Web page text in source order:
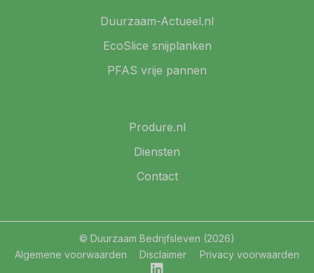
Duurzaam-Actueel.nl
EcoSlice snijplanken
PFAS vrije pannen
Produre.nl
Diensten
Contact
© Duurzaam Bedrijfsleven (2026)
Algemene voorwaarden
Disclaimer Privacy voorwaarden